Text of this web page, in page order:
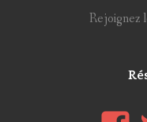
Rejoignez